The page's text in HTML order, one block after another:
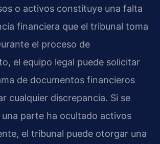
o activos constituye una falta
financiera que el tribunal toma
el proceso de
el equipo legal puede solicitar
de documentos financieros
cualquier discrepancia. Si se
una parte ha ocultado activos
el tribunal puede otorgar una